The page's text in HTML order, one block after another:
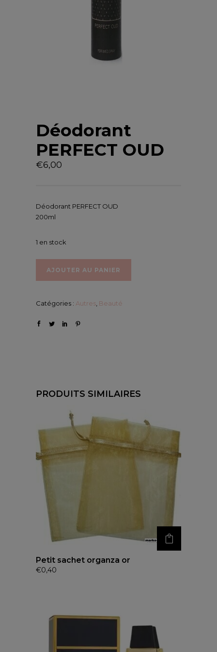
Déodorant
PERFECT OUD
€6,00
Déodorant PERFECT OUD
200ml
1 en stock
AJOUTER AU PANIER
Catégories : Autres Beauté
PRODUITS SIMILAIRES
Petit sachet organza or
€0,40